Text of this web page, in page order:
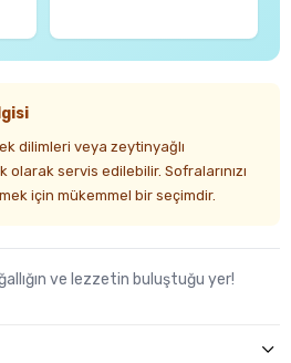
dilimleri veya zeytinyağlı
servis edilebilir. Sofralarınızı
için mükemmel bir seçimdir.
ve lezzetin buluştuğu yer!